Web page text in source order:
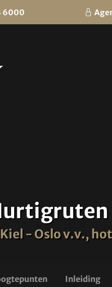
6000
- Oslo v.v.,
Inleiding